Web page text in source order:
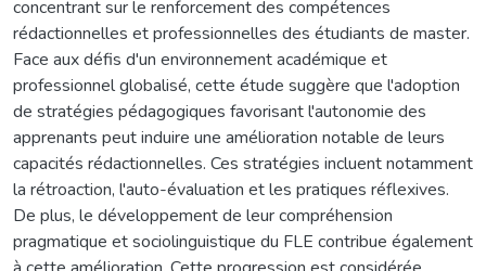
concentrant sur le renforcement des compétences
rédactionnelles et professionnelles des étudiants de master.
Face aux défis d'un environnement académique et
professionnel globalisé, cette étude suggère que l'adoption
de stratégies pédagogiques favorisant l'autonomie des
apprenants peut induire une amélioration notable de leurs
capacités rédactionnelles. Ces stratégies incluent notamment
la rétroaction, l'auto-évaluation et les pratiques réflexives.
De plus, le développement de leur compréhension
pragmatique et sociolinguistique du FLE contribue également